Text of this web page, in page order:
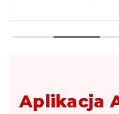
Aplikacja